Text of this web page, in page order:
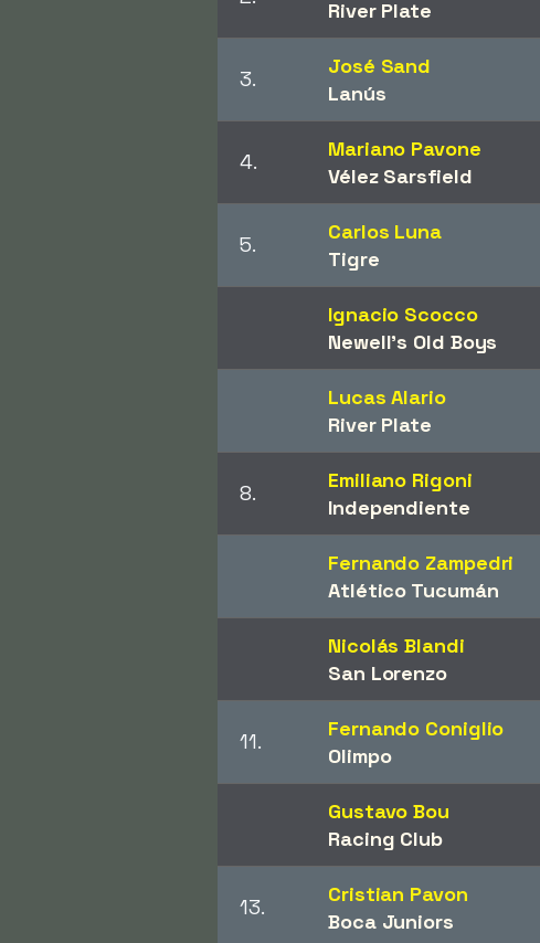
River Plate
3.
José Sand
Lanús
4.
Mariano Pavone
Vélez Sarsfield
5.
Carlos Luna
Tigre
Ignacio Scocco
Newell's Old Boys
Lucas Alario
River Plate
8.
Emiliano Rigoni
Independiente
Fernando Zampedri
Atlético Tucumán
Nicolás Blandi
San Lorenzo
11.
Fernando Coniglio
Olimpo
Gustavo Bou
Racing Club
13.
Cristian Pavon
Boca Juniors